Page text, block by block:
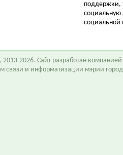
поддержки,
социальную
социальной
2026. Сайт разработан компанией
связи и информатизации мэрии